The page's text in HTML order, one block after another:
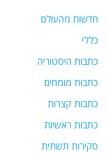
חדשות מהעולם
כללי
כתבות היסטוריה
כתבות מומחים
כתבות קצרות
כתבות ראשיות
סקירות תשתית